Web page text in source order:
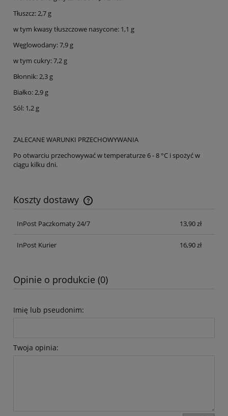
Tłuszcz: 2,7 g
w tym kwasy tłuszczowe nasycone: 1,1 g
Węglowodany: 7,9 g
w tym cukry: 7,2 g
Błonnik: 2,3 g
Białko: 2,9 g
Sól: 1,2 g
ZALECANE WARUNKI PRZECHOWYWANIA
Po otwarciu przechowywać w temperaturze 6 - 8 °C i spożyć w
ciągu kilku dni.
Koszty dostawy
Cena nie zawiera ewentualnych kosztów płatności
InPost Paczkomaty 24/7
13,90 zł
InPost Kurier 16,90 zł
Opinie o produkcie (0)
Imię lub pseudonim:
Twoja opinia: